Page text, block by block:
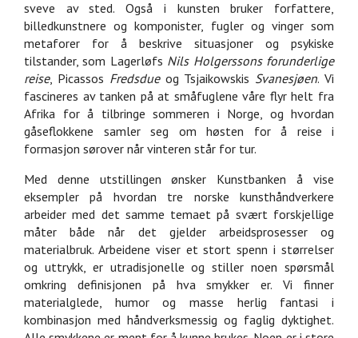
sveve av sted. Også i kunsten bruker forfattere,
billedkunstnere og komponister, fugler og vinger som
metaforer for å beskrive situasjoner og psykiske
tilstander, som Lagerløfs Nils Holgerssons forunderlige
reise, Picassos Fredsdueog Tsjaikowskis Svanesjøen. Vi
fascineres av tanken på at småfuglene våre flyr helt fra
Afrika for å tilbringe sommeren i Norge, og hvordan
gåseflokkene samler seg om høsten for å reise i
formasjon sørover når vinteren står for tur.
Med denne utstillingen ønsker Kunstbanken å vise
eksempler på hvordan tre norske kunsthåndverkere
arbeider med det samme temaet på svært forskjellige
måter både når det gjelder arbeidsprosesser og
materialbruk. Arbeidene viser et stort spenn i størrelser
og uttrykk, er utradisjonelle og stiller noen spørsmål
omkring definisjonen på hva smykker er. Vi finner
materialglede, humor og masse herlig fantasi i
kombinasjon med håndverksmessig og faglig dyktighet.